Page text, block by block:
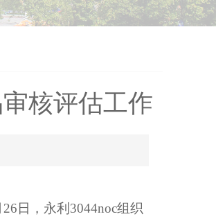
核评估工作
日，永利3044noc组织